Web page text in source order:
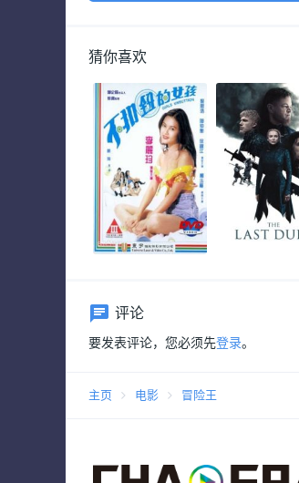
猜你喜欢
评论
要发表评论，您必须先登录。
主页 电影 冒险王